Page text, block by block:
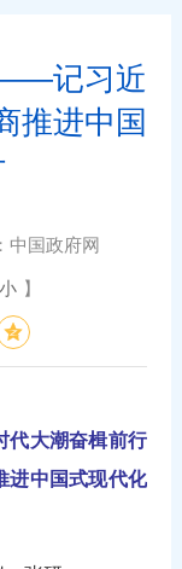
记习近
推进中国
中国政府网
小 】
代大潮奋楫前行
中国式现代化